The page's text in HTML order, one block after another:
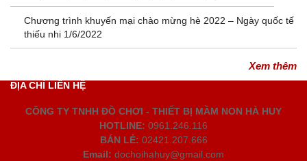
Chương trình khuyến mại chào mừng hè 2022 – Ngày quốc tế
thiếu nhi 1/6/2022
Xem thêm
ĐỊA CHỈ LIÊN HỆ
CÔNG TY TNHH ĐỒ CHƠI - THIẾT BỊ MẦM NON HÀ HUY
HOTLINE: 0961.246.116
BÁN LẺ: 02421.207.666
Email: dochoihahuy@gmail.com